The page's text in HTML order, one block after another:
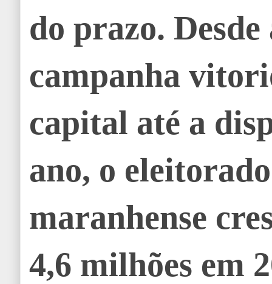
do prazo.
campanha
capital até a
ano, o eleitorado
maranhense
4,6 milhões em